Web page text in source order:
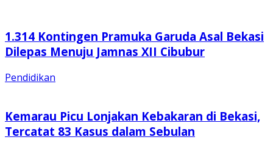
1.314 Kontingen Pramuka Garuda Asal Bekasi
Dilepas Menuju Jamnas XII Cibubur
Pendidikan
Kemarau Picu Lonjakan Kebakaran di Bekasi,
Tercatat 83 Kasus dalam Sebulan